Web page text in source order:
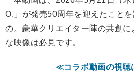
O.」が発売50周年を迎えたこと
の。豪華クリエイター陣の共創に
な映像は必見です。
≪コラボ動画の視